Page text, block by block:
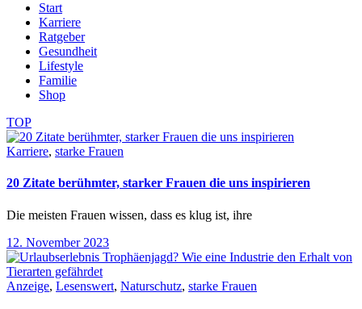
Start
Karriere
Ratgeber
Gesundheit
Lifestyle
Familie
Shop
TOP
Karriere, starke Frauen
20 Zitate berühmter, starker Frauen die uns inspirieren
Die meisten Frauen wissen, dass es klug ist, ihre
12. November 2023
Anzeige, Lesenswert, Naturschutz, starke Frauen